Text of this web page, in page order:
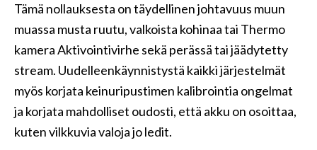
Tämä nollauksesta on täydellinen johtavuus muun
muassa musta ruutu, valkoista kohinaa tai Thermo
kamera Aktivointivirhe sekä perässä tai jäädytetty
stream. Uudelleenkäynnistystä kaikki järjestelmät
myös korjata keinuripustimen kalibrointia ongelmat
ja korjata mahdolliset oudosti, että akku on osoittaa,
kuten vilkkuvia valoja jo ledit.